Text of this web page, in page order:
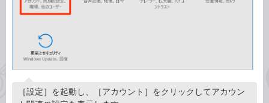
［設定］を起動し、［アカウント］をクリックしてアカウン